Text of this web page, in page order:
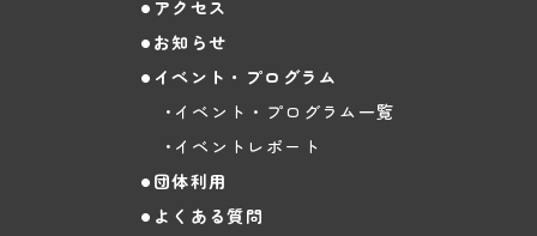
アクセス
お知らせ
イベント・プログラム
イベント・プログラム一覧
イベントレポート
団体利用
よくある質問